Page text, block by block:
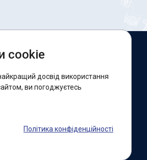
cookie
досвід використання
ви погоджуєтесь
Політика конфіденційності